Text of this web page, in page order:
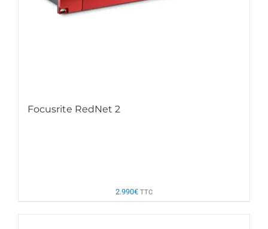
Focusrite RedNet 2
2.990€ TTC